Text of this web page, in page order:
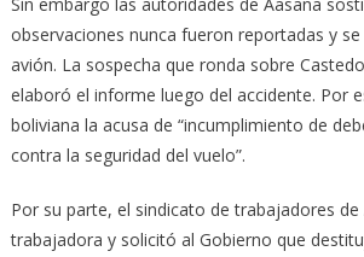
observaciones nunca fueron reportadas y
avión. La sospecha que ronda sobre
elaboró el informe luego del accidente. Por
boliviana la acusa de “incumplimiento de
contra la seguridad del vuelo”.
Por su parte, el sindicato de trabajadores
trabajadora y solicitó al Gobierno que